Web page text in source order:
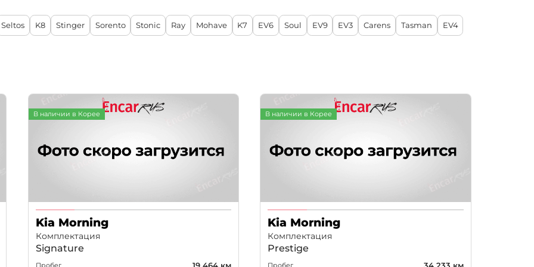
По возрастанию цены
Seltos K8 Stinger Sorento Stonic Ray Mohave K7 EV6 Soul EV9 EV3 Carens Tasman EV4
В наличии в Корее
Kia Morning
Комплектация
Signature
Пробег 19 464 км
В наличии в Корее
Kia Morning
Комплектация
Prestige
Пробег 34 233 км